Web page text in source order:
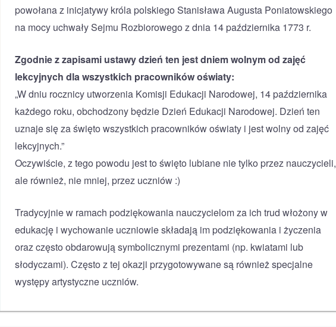
powołana z inicjatywy króla polskiego Stanisława Augusta Poniatowskiego
na mocy uchwały Sejmu Rozbiorowego z dnia 14 października 1773 r.
Zgodnie z zapisami ustawy dzień ten jest dniem wolnym od zajęć
lekcyjnych dla wszystkich pracowników oświaty:
„W dniu rocznicy utworzenia Komisji Edukacji Narodowej, 14 października
każdego roku, obchodzony będzie Dzień Edukacji Narodowej. Dzień ten
uznaje się za święto wszystkich pracowników oświaty i jest wolny od zajęć
lekcyjnych.”
Oczywiście, z tego powodu jest to święto lubiane nie tylko przez nauczycieli,
ale również, nie mniej, przez uczniów :)
Tradycyjnie w ramach podziękowania nauczycielom za ich trud włożony w
edukację i wychowanie uczniowie składają im podziękowania i życzenia
oraz często obdarowują symbolicznymi prezentami (np. kwiatami lub
słodyczami). Często z tej okazji przygotowywane są również specjalne
występy artystyczne uczniów.